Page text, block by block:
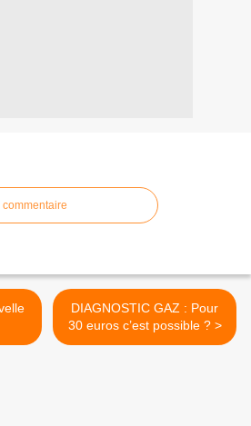
DIAGNOSTIC GAZ : Pour
30 euros c’est possible ? >